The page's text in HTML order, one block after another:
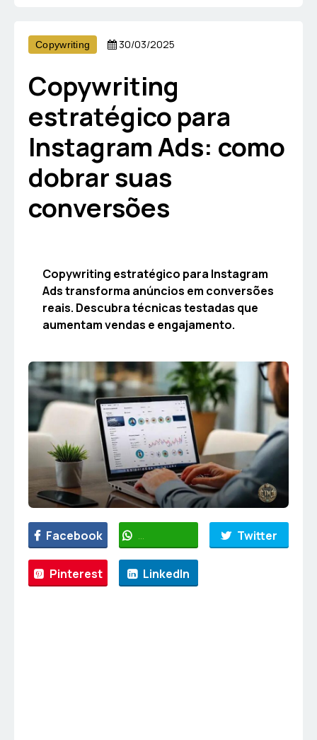
Copywriting 30/03/2025
Copywriting
estratégico para
Instagram Ads: como
dobrar suas
conversões
Copywriting estratégico para Instagram
Ads transforma anúncios em conversões
reais. Descubra técnicas testadas que
aumentam vendas e engajamento.
Facebook WhatsApp Twitter
Pinterest LinkedIn